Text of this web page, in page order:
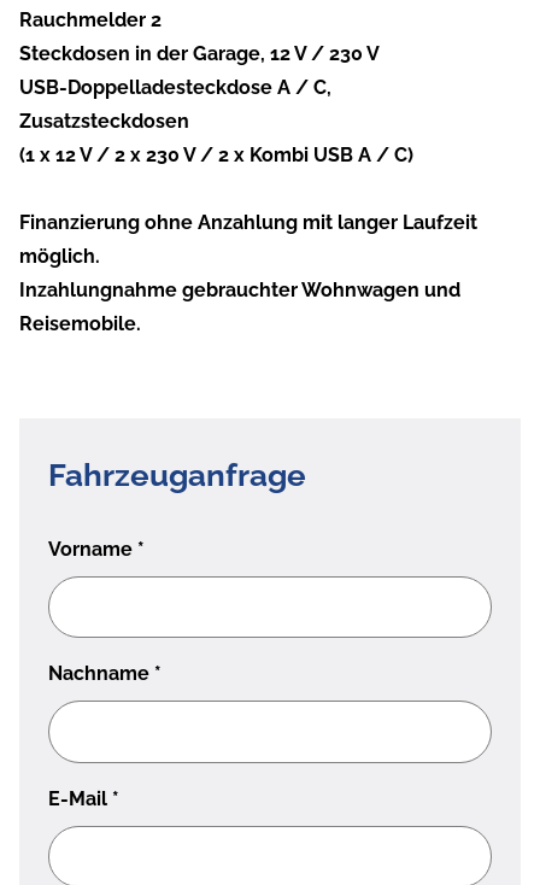
Rauchmelder 2
Steckdosen in der Garage, 12 V / 230 V
USB-Doppelladesteckdose A / C,
Zusatzsteckdosen
(1 x 12 V / 2 x 230 V / 2 x Kombi USB A / C)
Finanzierung ohne Anzahlung mit langer Laufzeit
möglich.
Inzahlungnahme gebrauchter Wohnwagen und
Reisemobile.
Fahrzeuganfrage
Vorname *
Nachname *
E-Mail *